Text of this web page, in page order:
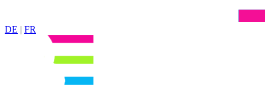
DE | FR